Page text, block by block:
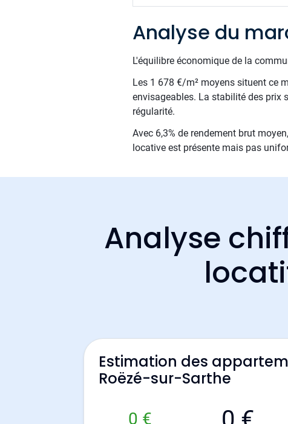
Analyse du
L'équilibre économique de la
Les 1 678 €/m² moyens situent ce
envisageables. La stabilité des prix
régularité.
Avec 6,3% de rendement brut
locative est présente mais pas
Analyse
Estimation des
Roëzé-sur-Sarthe
0 €